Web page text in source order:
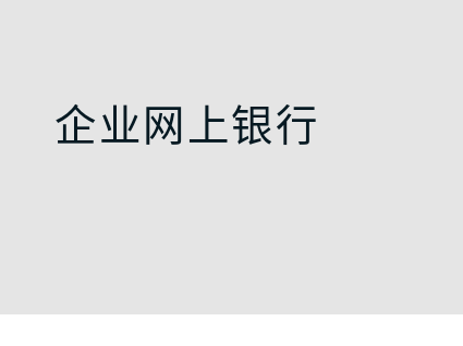
企业网上银行 | 企
企业网上银行